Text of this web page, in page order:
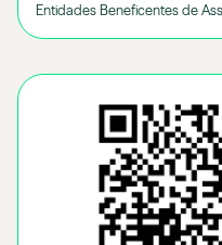
Entidades Beneficentes de